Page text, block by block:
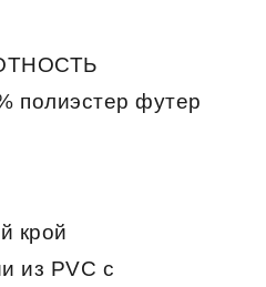
полиэстер футер
крой
из PVC c